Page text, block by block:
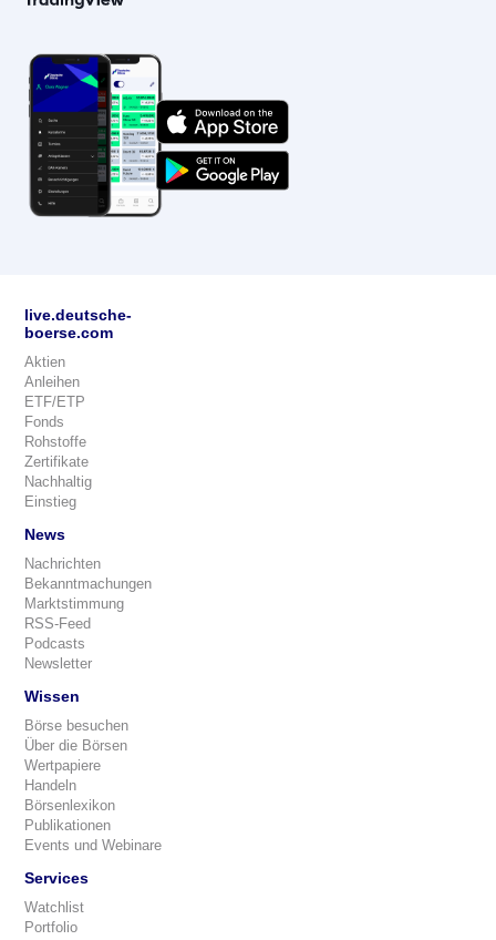
live.deutsche-
boerse.com
Aktien
Anleihen
ETF/ETP
Fonds
Rohstoffe
Zertifikate
Nachhaltig
Einstieg
News
Nachrichten
Bekanntmachungen
Marktstimmung
RSS-Feed
Podcasts
Newsletter
Wissen
Börse besuchen
Über die Börsen
Wertpapiere
Handeln
Börsenlexikon
Publikationen
Events und Webinare
Services
Watchlist
Portfolio